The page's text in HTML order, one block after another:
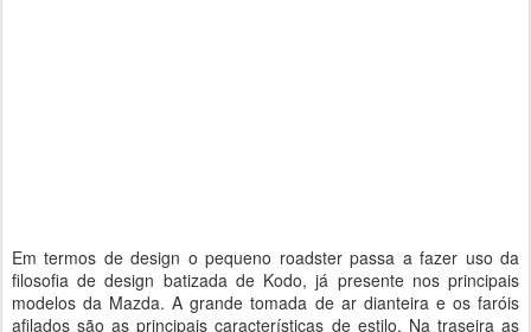
Em termos de design o pequeno roadster passa a fazer uso da
filosofia de design batizada de Kodo, já presente nos principais
modelos da Mazda. A grande tomada de ar dianteira e os faróis
afilados são as principais características de estilo. Na traseira as